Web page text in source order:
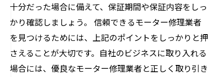
十分だった場合に備えて、保証期間や保証内容をしっ
かり確認しましょう。 信頼できるモーター修理業者
を見つけるためには、上記のポイントをしっかりと押
さえることが大切です。自社のビジネスに取り入れる
場合には、優良なモーター修理業者と正しく取り引き